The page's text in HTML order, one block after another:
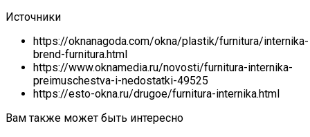
Источники
https://oknanagoda.com/okna/plastik/furnitura/internika-
brend-furnitura.html
https://www.oknamedia.ru/novosti/furnitura-internika-
preimuschestva-i-nedostatki-49525
https://esto-okna.ru/drugoe/furnitura-internika.html
Вам также может быть интересно